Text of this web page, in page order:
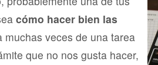
cómo hacer bien las
muchas veces de una tarea
que no nos gusta hacer,